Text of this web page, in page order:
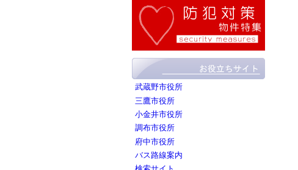
武蔵野市役所
三鷹市役所
小金井市役所
調布市役所
府中市役所
バス路線案内